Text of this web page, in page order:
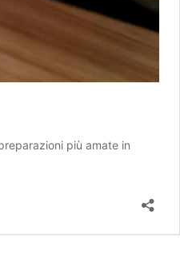
più amate in